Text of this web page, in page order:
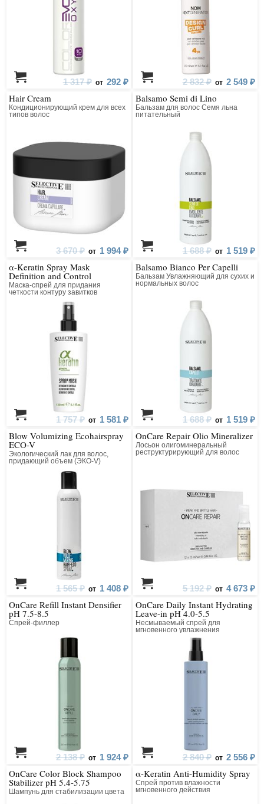
1 317 ₽ от 292 ₽ 2 832 ₽ от 2 549 ₽
Hair Cream
Кондиционирующий крем для всех
типов волос
3 670 ₽ от 1 994 ₽
Balsamo Semi di Lino
Бальзам для волос Семя льна
питательный
1 688 ₽ от 1 519 ₽
α-Keratin Spray Mask
Definition and Control
Маска-спрей для придания
четкости контуру завитков
1 757 ₽ от 1 581 ₽
Balsamo Bianco Per Capelli
Бальзам Увлажняющий для сухих и
нормальных волос
1 688 ₽ от 1 519 ₽
Blow Volumizing Ecohairspray
ECO-V
Экологический лак для волос,
придающий объем (ЭКО-V)
1 565 ₽ от 1 408 ₽
OnCare Repair Olio Mineralizer
Лосьон олигоминеральный
реструктурирующий для волос
5 192 ₽ от 4 673 ₽
OnCare Refill Instant Densifier
pH 7.5-8.5
Спрей-филлер
2 138 ₽ от 1 924 ₽
OnCare Daily Instant Hydrating
Leave-in pH 4.0-5.5
Несмываемый спрей для
мгновенного увлажнения
2 840 ₽ от 2 556 ₽
OnCare Color Block Shampoo
Stabilizer pH 5.4-5.75
Шампунь для стабилизации цвета
α-Keratin Anti-Humidity Spray
Спрей против влажности
мгновенного действия